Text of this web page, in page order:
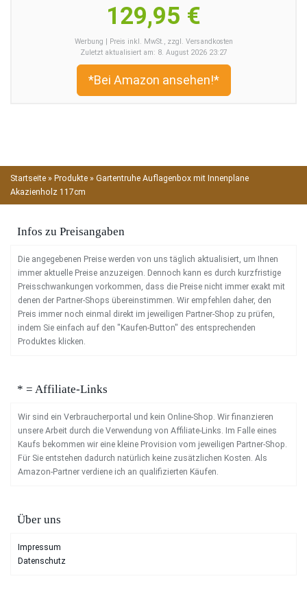
129,95 €
Werbung | Preis inkl. MwSt., zzgl. Versandkosten
Zuletzt aktualisiert am: 8. August 2026 23:27
*Bei Amazon ansehen!*
Startseite » Produkte » Gartentruhe Auflagenbox mit Innenplane
Akazienholz 117cm
Infos zu Preisangaben
Die angegebenen Preise werden von uns täglich aktualisiert, um Ihnen
immer aktuelle Preise anzuzeigen. Dennoch kann es durch kurzfristige
Preisschwankungen vorkommen, dass die Preise nicht immer exakt mit
denen der Partner-Shops übereinstimmen. Wir empfehlen daher, den
Preis immer noch einmal direkt im jeweiligen Partner-Shop zu prüfen,
indem Sie einfach auf den "Kaufen-Button" des entsprechenden
Produktes klicken.
* = Affiliate-Links
Wir sind ein Verbraucherportal und kein Online-Shop. Wir finanzieren
unsere Arbeit durch die Verwendung von Affiliate-Links. Im Falle eines
Kaufs bekommen wir eine kleine Provision vom jeweiligen Partner-Shop.
Für Sie entstehen dadurch natürlich keine zusätzlichen Kosten. Als
Amazon-Partner verdiene ich an qualifizierten Käufen.
Über uns
Impressum
Datenschutz